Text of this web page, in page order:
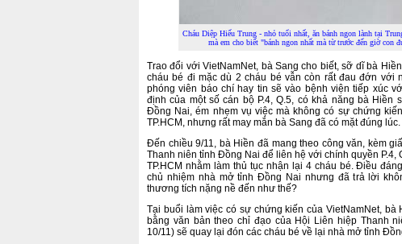
Cháu Diệp Hiếu Trung - nhỏ tuổi nhất, ăn bánh ngon lành tại
mà em cho biết "bánh ngon nhất mà từ trước đến giờ con
Trao đổi với VietNamNet, bà Sang cho biết, sỡ dĩ bà
cháu bé đi mặc dù 2 cháu bé vẫn còn rất đau đớn với
phóng viên báo chí hay tin sẽ vào bệnh viện tiếp xúc
định của một số cán bộ P.4, Q.5, có khả năng bà Hiền
Đồng Nai, ém nhẹm vụ việc mà không có sự chứng
TP.HCM, nhưng rất may mắn bà Sang đã có mặt đúng lúc.
Đến chiều 9/11, bà Hiền đã mang theo công văn, kèm
Thanh niên tỉnh Đồng Nai để liên hệ với chính quyền P.4,
TP.HCM nhằm làm thủ tục nhận lại 4 cháu bé. Điều
chủ nhiệm nhà mở tỉnh Đồng Nai nhưng đã trả lời
thương tích nặng nề đến như thế?
Tại buổi làm việc có sự chứng kiến của VietNamNet, bà
bằng văn bản theo chỉ đạo của Hội Liên hiệp Thanh
10/11) sẽ quay lại đón các cháu bé về lại nhà mở tỉnh